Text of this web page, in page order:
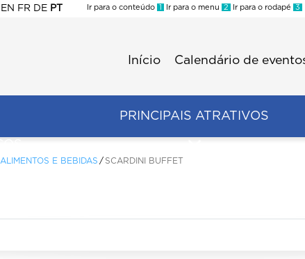
EN FR DE PT
Ir para o conteúdo 1 Ir para o menu 2 Ir para o rodapé 3
Início Calendário de
PRINCIPAIS ATRATIVOS
ALIMENTOS E BEBIDAS SCARDINI BUFFET